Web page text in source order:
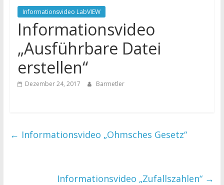
Informationsvideo LabVIEW
Informationsvideo
„Ausführbare Datei
erstellen“
Dezember 24, 2017 Barmetler
← Informationsvideo „Ohmsches Gesetz“
Informationsvideo „Zufallszahlen“ →